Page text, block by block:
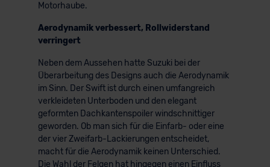
Motorhaube.
Aerodynamik verbessert, Rollwiderstand
verringert
Neben dem Aussehen hatte Suzuki bei der
Überarbeitung des Designs auch die Aerodynamik
im Sinn. Der Swift ist durch einen umfangreich
verkleideten Unterboden und den elegant
geformten Dachkantenspoiler windschnittiger
geworden. Ob man sich für die Einfarb- oder eine
der vier Zweifarb-Lackierungen entscheidet,
macht für die Aerodynamik keinen Unterschied.
Die Wahl der Felgen hat hingegen einen Einfluss